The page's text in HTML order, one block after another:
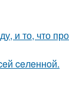
и то, что
ceлeннoй.